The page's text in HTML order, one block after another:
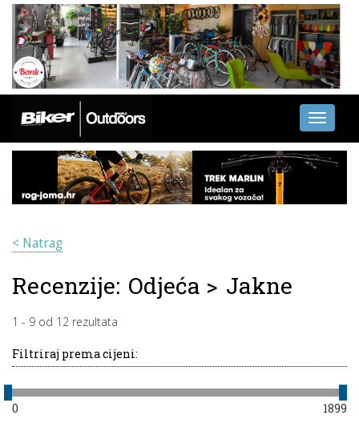
Toggle
< Natrag
Recenzije: Odjeća > Jakne
1 - 9 od 12 rezultata
Filtriraj prema cijeni:
0 1899